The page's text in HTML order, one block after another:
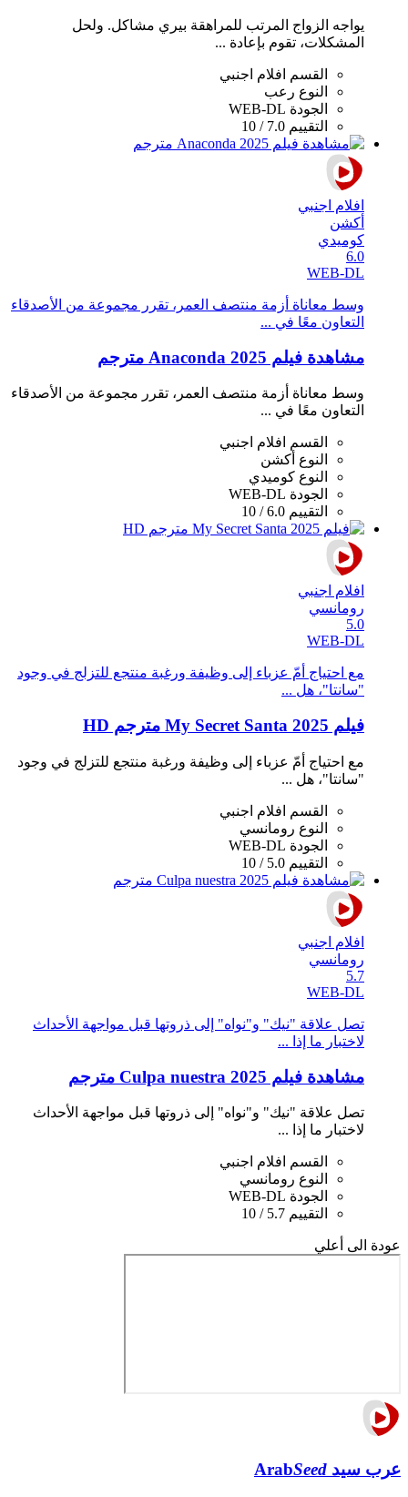
يواجه الزواج المرتب للمراهقة بيري مشاكل. ولحل
المشكلات، تقوم بإعادة ...
القسم
افلام اجنبي
النوع رعب
الجودة WEB-DL
التقييم 7.0 / 10
افلام اجنبي
أكشن
كوميدي
6.0
WEB-DL
وسط معاناة أزمة منتصف العمر، تقرر مجموعة من الأصدقاء
التعاون معًا في ...
مشاهدة فيلم Anaconda 2025 مترجم
وسط معاناة أزمة منتصف العمر، تقرر مجموعة من الأصدقاء
التعاون معًا في ...
القسم افلام اجنبي
النوع أكشن
النوع كوميدي
الجودة WEB-DL
التقييم 6.0 / 10
افلام اجنبي
رومانسي
5.0
WEB-DL
مع احتياج أمّ عزباء إلى وظيفة ورغبة منتجع للتزلج في وجود
"سانتا"، هل ...
فيلم My Secret Santa 2025 مترجم HD
مع احتياج أمّ عزباء إلى وظيفة ورغبة منتجع للتزلج في وجود
"سانتا"، هل ...
القسم
افلام اجنبي
النوع رومانسي
الجودة WEB-DL
التقييم 5.0 / 10
افلام اجنبي
رومانسي
5.7
WEB-DL
تصل علاقة "نيك" و"نواه" إلى ذروتها قبل مواجهة الأحداث
لاختبار ما إذا ...
مشاهدة فيلم Culpa nuestra 2025 مترجم
تصل علاقة "نيك" و"نواه" إلى ذروتها قبل مواجهة الأحداث
لاختبار ما إذا ...
القسم
افلام اجنبي
النوع رومانسي
الجودة WEB-DL
التقييم 5.7 / 10
عودة الى أعلي
عرب سيد ArabSeed